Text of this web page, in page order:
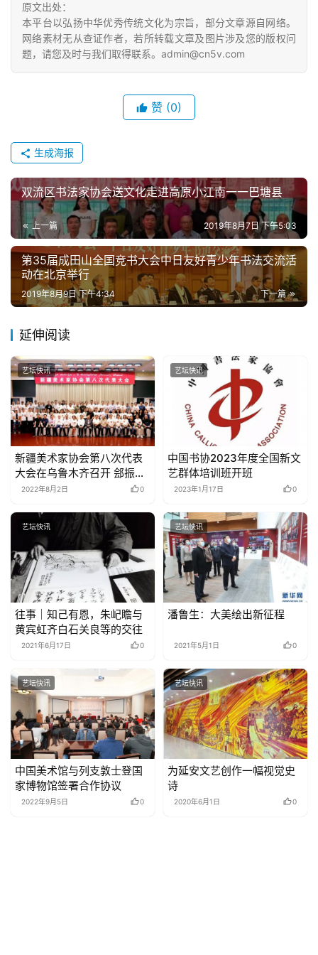
寫
錯
用
錯
一
百
例
原文出处：
本平台以弘扬中华优秀传统文化为宗旨，部分文章源自网络。
网络素材无从查证作者，若所转载文章及图片涉及您的版权问
题，请您及时与我们取得联系。admin@cn5v.com
赞 (0)
生成海报
双流区书法家协会送文化走进高原小江南一一巴塘县
上一篇 2019年8月7日 下午5:03
第35届成田山全国竞书大会中日友好青少年书法交流活
动在北京举行
下一篇
2019年8月9日 下午4:34
延伸阅读
艺坛快讯
新疆美术家协会第八次代表
大会在乌鲁木齐召开 郐振明
当选主席
2022年8月2日 0
艺坛快讯
中国书协2023年度全国新文
艺群体培训班开班
2023年1月17日 0
艺坛快讯
往事｜知己有恩，朱屺瞻与
黄宾虹齐白石关良等的交往
2021年6月17日 0
艺坛快讯
潘鲁生：大美绘出新征程
2021年5月1日 0
艺坛快讯
中国美术馆与列支敦士登国
家博物馆签署合作协议
2022年9月5日 0
艺坛快讯
为延安文艺创作一幅视觉史
诗
2020年6月1日 0